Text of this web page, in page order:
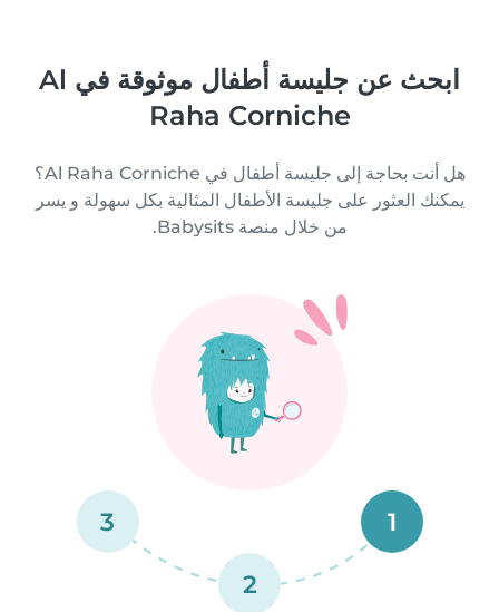
ابحث عن جليسة أطفال موثوقة في Al
Raha Corniche
هل أنت بحاجة إلى جليسة أطفال في Al Raha Corniche؟
يمكنك العثور على جليسة الأطفال المثالية بكل سهولة و يسر
من خلال منصة Babysits.
1
2
3